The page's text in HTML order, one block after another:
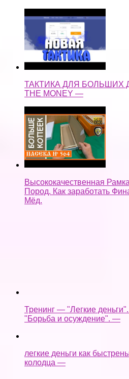
ТАКТИКА ДЛЯ БОЛЬШИХ
THE MONEY —
Высококачественная
Пород. Как заработать
Мёд.
Assassin's Creed Syndicate